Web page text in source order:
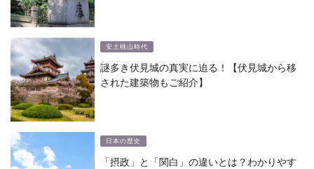
安土桃山時代
謎多き伏見城の真実に迫る！【伏見城から移
された建築物もご紹介】
日本の歴史
「摂政」と「関白」の違いとは？わかりやす